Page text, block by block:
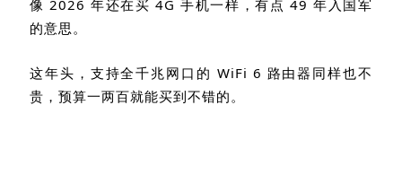
像 2026年还在买4G手机一样，有点 49年入国军
的意思。
这年头，支持全千兆网口的 WiFi 6 路由器同样也不
贵，预算一两百就能买到不错的。